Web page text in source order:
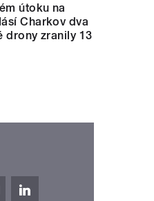
útoku na
Charkov dva
drony zranily 13